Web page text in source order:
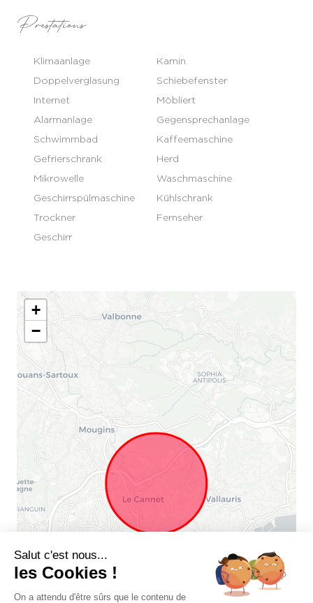
Prestations
Klimaanlage
Kamin
Doppelverglasung
Schiebefenster
Internet
Möbliert
Alarmanlage
Gegensprechanlage
Schwimmbad
Kaffeemaschine
Gefrierschrank
Herd
Mikrowelle
Waschmaschine
Geschirrspülmaschine
Kühlschrank
Trockner
Fernseher
Geschirr
+
−
Salut c'est nous...
les Cookies !
On a attendu d'être sûrs que le contenu de